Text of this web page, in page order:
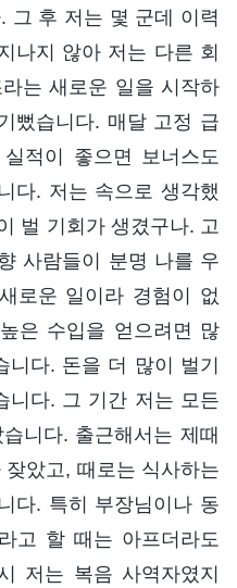
그 후 저는 몇 군데 이력
나지 않아 저는 다른 회
는 새로운 일을 시작하
뻤습니다. 매달 고정 급
적이 좋으면 보너스도
다. 저는 속으로 생각했
벌 기회가 생겼구나. 고
사람들이 분명 나를 우
로운 일이라 경험이 없
은 수입을 얻으려면 많
니다. 돈을 더 많이 벌기
니다. 그 기간 저는 모든
니다. 출근해서는 제때
았고, 때로는 식사하는
다. 특히 부장님이나 동
고 할 때는 아프더라도
저는 복음 사역자였지